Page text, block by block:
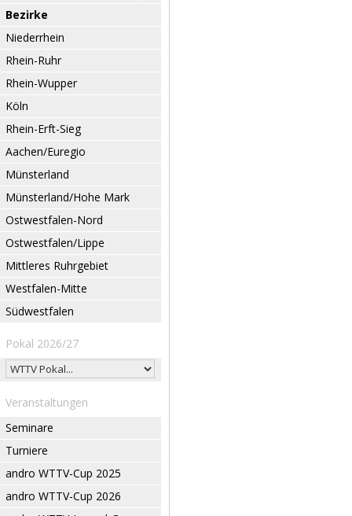
Bezirke
Niederrhein
Rhein-Ruhr
Rhein-Wupper
Köln
Rhein-Erft-Sieg
Aachen/Euregio
Münsterland
Münsterland/Hohe Mark
Ostwestfalen-Nord
Ostwestfalen/Lippe
Mittleres Ruhrgebiet
Westfalen-Mitte
Südwestfalen
Pokal 2026/27
Veranstaltungen
Seminare
Turniere
andro WTTV-Cup 2025
andro WTTV-Cup 2026